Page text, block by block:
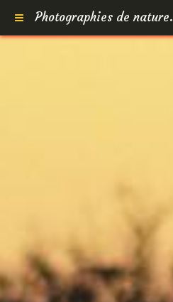
Photographies de nature.